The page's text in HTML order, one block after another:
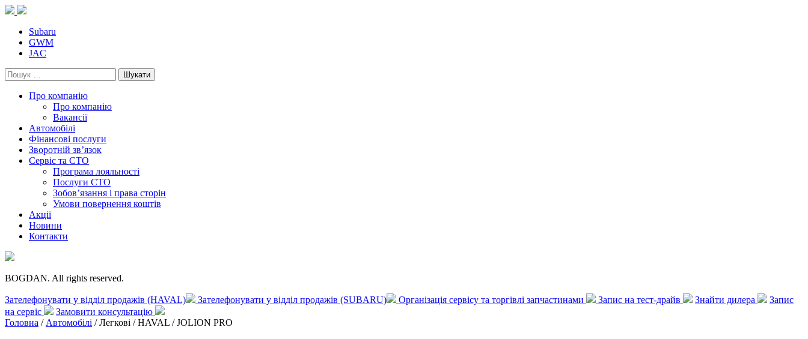
Skip
contentSubaru
GWM
JAC
Пошук:
Про компанію
Про компанію
Вакансії
Автомобілі
Фінансові послуги
Зворотній зв’язок
Cервіс та СТО
Програма лояльності
Послуги СТО
Зобов’язання і права сторін
Умови повернення коштів
Акції
Новини
Контакти
BOGDAN. All rights reserved.
Зателефонувати у відділ продажів (HAVAL) Зателефонувати у відділ продажів (SUBARU) Організація сервісу та торгівлі запчастинами Запис на тест-драйв Знайти дилера
Запис
на сервіс
Замовити консультацію
Головна / Автомобілі / Легкові / HAVAL /JOLION PRO